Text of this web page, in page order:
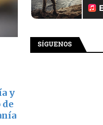
y
SÍGUENOS